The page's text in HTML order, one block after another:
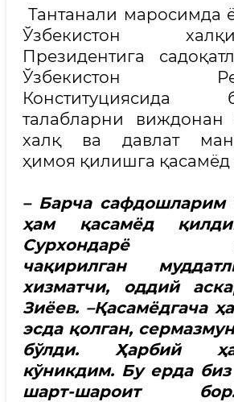
Тантанали маросимда
Ўзбекистон
Президентига
Ўзбекистон
Конституциясида
талабларни виждонан
халқ ва давлат
ҳимоя қилишга қасамёд
– Барча сафдошларим
ҳам қасамёд
Сурхондарё
чақирилган
хизматчи, оддий
Зиёев. –Қасамёдгача
эсда қолган,
бўлди. Ҳарбий
кўникдим. Бу ерда
шарт-шароит